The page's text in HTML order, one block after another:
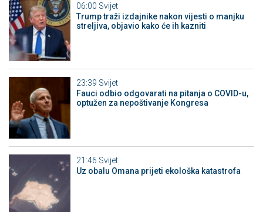
06:00 Svijet
Trump traži izdajnike nakon vijesti o manjku
streljiva, objavio kako će ih kazniti
23:39 Svijet
Fauci odbio odgovarati na pitanja o COVID-u,
optužen za nepoštivanje Kongresa
21:46 Svijet
Uz obalu Omana prijeti ekološka katastrofa